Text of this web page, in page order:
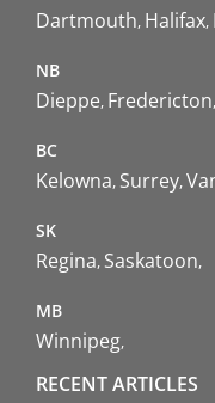
Dartmouth Halifax
NB
Dieppe Fredericton
BC
Kelowna Surrey
SK
Regina Saskatoon
MB
Winnipeg
RECENT ARTICLES